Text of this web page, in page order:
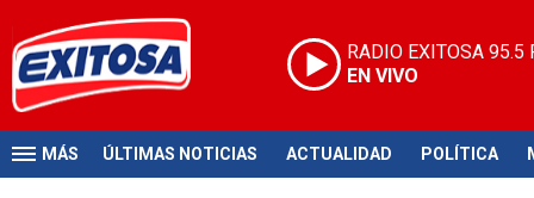
RADIO EXITOSA 95.5
EN VIVO
MÁS ÚLTIMAS NOTICIAS ACTUALIDAD POLÍTICA